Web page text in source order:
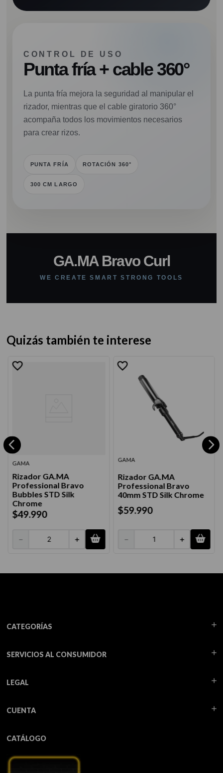
CONTROL DE USO
Punta fría + cable 360°
La punta fría mejora la seguridad al manipular el
rizador, mientras que el cable giratorio 360°
acompaña todos los movimientos necesarios
para crear rizos.
PUNTA FRÍA ROTACIÓN 360°
300 CM LARGO
GA.MA Bravo Curl
WE CREATE SMART STRONG TOOLS
Quizás también te interese
GAMA
Rizador GA.MA
Professional Bravo
Bubbles STD Silk
Chrome
$49.990
＋
－
GAMA
Rizador GA.MA
Professional Bravo
40mm STD Silk Chrome
$59.990
＋
－
CATEGORÍAS
SERVICIOS AL CONSUMIDOR
LEGAL
CUENTA
CATÁLOGO